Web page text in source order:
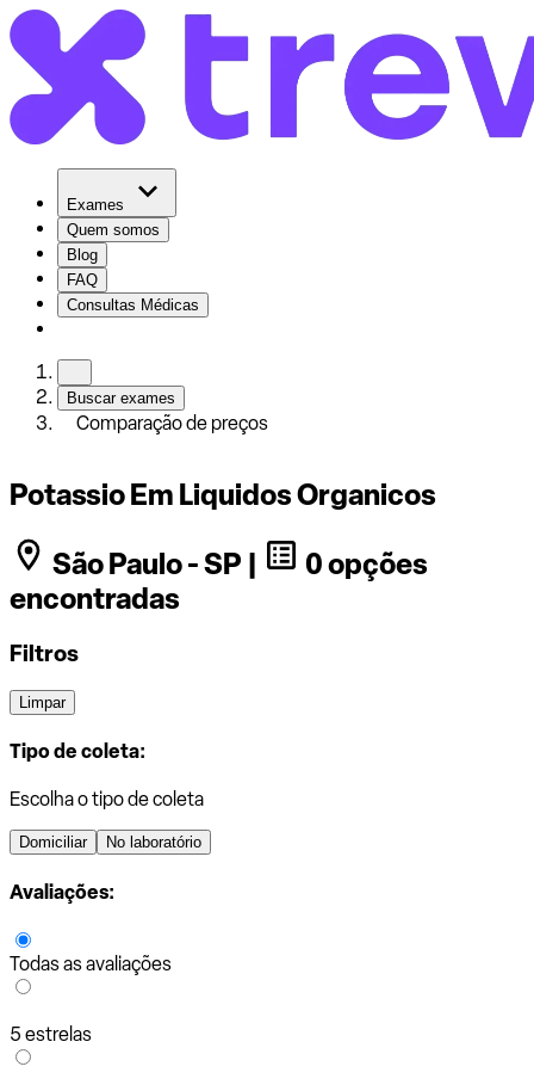
Exames
Quem somos
Blog
FAQ
Consultas Médicas
Buscar exames
Comparação de preços
Potassio Em Liquidos Organicos
São Paulo - SP |
0 opções
encontradas
Filtros
Limpar
Tipo de coleta:
Escolha o tipo de coleta
Domiciliar No laboratório
Avaliações:
Todas as avaliações
5 estrelas